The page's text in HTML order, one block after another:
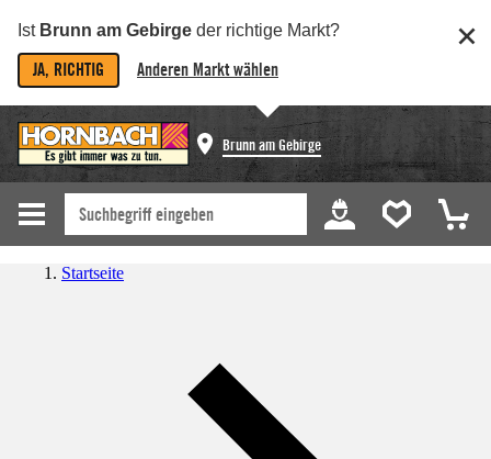
Ist Brunn am Gebirge der richtige Markt?
JA, RICHTIG Anderen Markt wählen
Brunn am Gebirge
Startseite